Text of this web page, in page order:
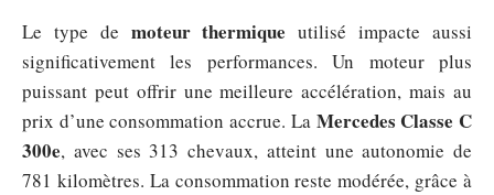
Le type de moteur thermique utilisé impacte aussi
significativement les performances. Un moteur plus
puissant peut offrir une meilleure accélération, mais au
prix d’une consommation accrue. La Mercedes Classe C
300e, avec ses 313 chevaux, atteint une autonomie de
781 kilomètres. La consommation reste modérée, grâce à